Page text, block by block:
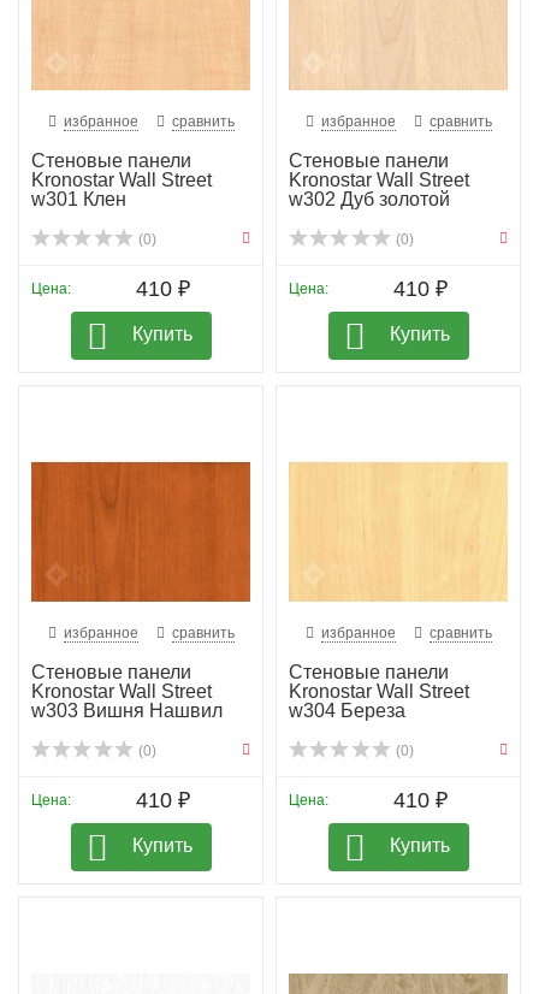
избранное сравнить
Стеновые панели
Kronostar Wall Street
w301 Клен
(0)
Цена: 410 ₽
Купить
избранное сравнить
Стеновые панели
Kronostar Wall Street
w302 Дуб золотой
(0)
Цена: 410 ₽
Купить
избранное сравнить
Стеновые панели
Kronostar Wall Street
w303 Вишня Нашвил
(0)
Цена: 410 ₽
Купить
избранное сравнить
Стеновые панели
Kronostar Wall Street
w304 Береза
(0)
Цена: 410 ₽
Купить